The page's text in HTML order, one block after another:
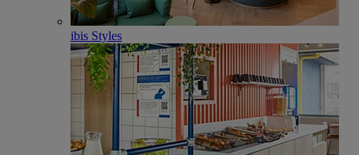
ibis Styles